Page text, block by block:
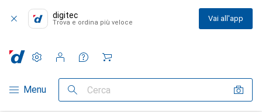
digitec
Trova e ordina più veloce Vai all'app
Categoria Navigazione
Menu Cerca
Impostazioni
Conto cliente
Liste di confronto
Liste dei desideri
Carrello